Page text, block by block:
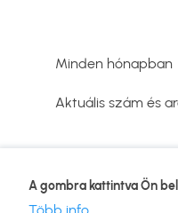
Minden hónapban
Aktuális szám és
Lábléc
Adatvédelmi
Kapcsolat
A gombra kattintva Ön